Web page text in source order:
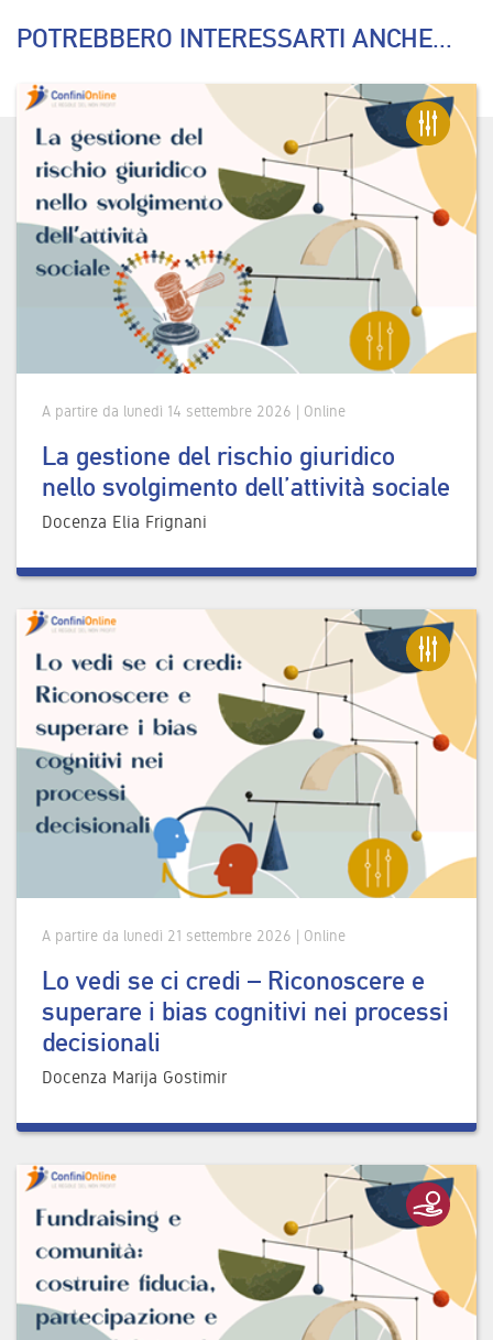
POTREBBERO INTERESSARTI ANCHE...
A partire da lunedì 14 settembre 2026 | Online
La gestione del rischio giuridico
nello svolgimento dell’attività sociale
Docenza Elia Frignani
A partire da lunedì 21 settembre 2026 | Online
Lo vedi se ci credi – Riconoscere e
superare i bias cognitivi nei processi
decisionali
Docenza Marija Gostimir